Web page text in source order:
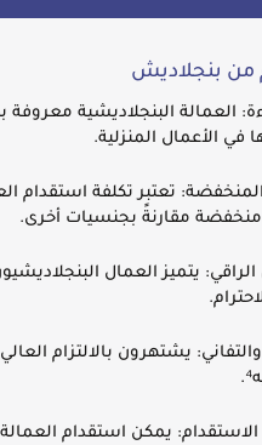
من بنجلاديش
: العمالة البنجلاديشية معروفة
في الأعمال المنزلية.
المنخفضة: تعتبر تكلفة استقدام
مقارنةً بجنسيات أخرى.
: يتميز العمال
: يشتهرون بالالتزام
: يمكن استقدام العمالة